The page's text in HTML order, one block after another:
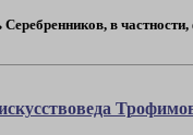
Серебренников, в